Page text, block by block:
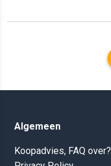
Algemeen
Koopadvies, FAQ over?